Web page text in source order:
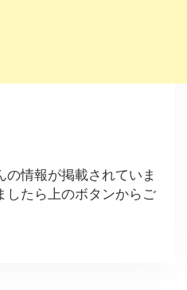
情報が掲載されていま
したら上のボタンからご